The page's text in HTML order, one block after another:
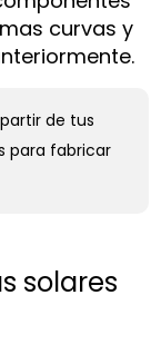
curvas y
de tus
para fabricar
solares